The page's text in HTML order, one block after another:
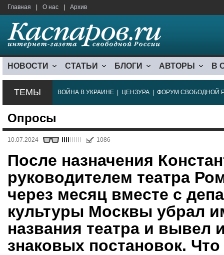
Главная О нас Архив
НОВОСТИ СТАТЬИ БЛОГИ АВТОРЫ В
ТЕМЫ ВОЙНА В УКРАИНЕ ЦЕНЗУРА ФОРУМ СВОБОДНОЙ
Опросы
10.07.2024 1086
После назначения
руководителем театра
через месяц вместе с
культуры Москвы убрал
названия театра и вывел
знаковых постановок. Что